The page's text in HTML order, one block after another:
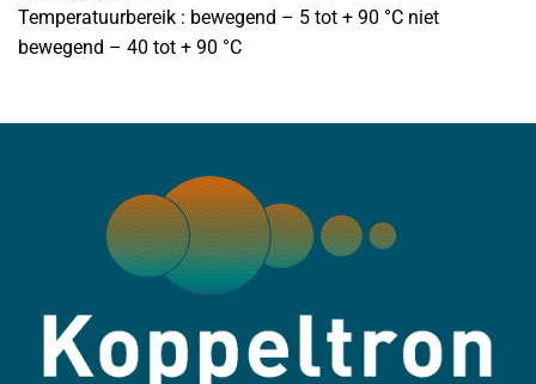
Temperatuurbereik : bewegend – 5 tot + 90 °C niet
bewegend – 40 tot + 90 °C